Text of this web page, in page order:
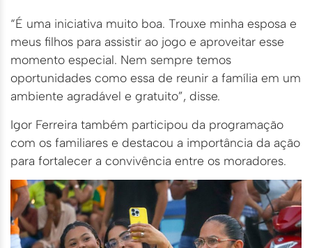
“É uma iniciativa muito boa. Trouxe minha esposa e
meus filhos para assistir ao jogo e aproveitar esse
momento especial. Nem sempre temos
oportunidades como essa de reunir a família em um
ambiente agradável e gratuito”, disse.
Igor Ferreira também participou da programação
com os familiares e destacou a importância da ação
para fortalecer a convivência entre os moradores.